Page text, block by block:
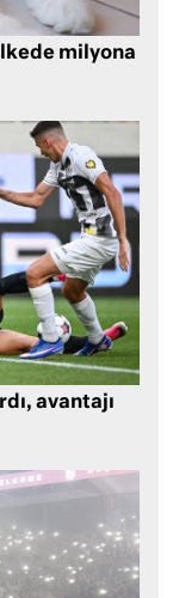
milyona
avantajı